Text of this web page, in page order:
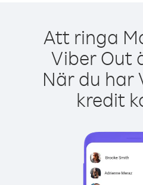
Att ringa
Viber Out
När du har
kredit